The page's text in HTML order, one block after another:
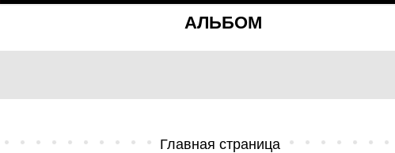
АЛЬБОМ
Главная страница